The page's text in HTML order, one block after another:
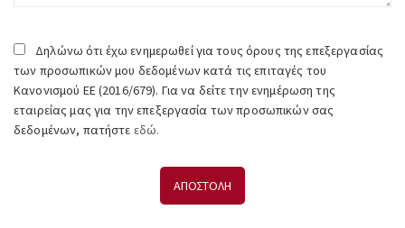
Δηλώνω ότι έχω ενημερωθεί για τους όρους της επεξεργασίας
των προσωπικών μου δεδομένων κατά τις επιταγές του
Κανονισμού ΕΕ (2016/679). Για να δείτε την ενημέρωση της
εταιρείας μας για την επεξεργασία των προσωπικών σας
δεδομένων, πατήστε εδώ.
ΑΠΟΣΤΟΛΗ